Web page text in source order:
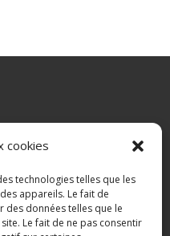
cookies
technologies telles que les
appareils. Le fait de
des données telles que le
Le fait de ne pas consentir